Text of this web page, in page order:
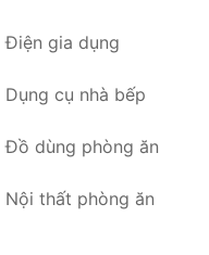
Điện gia dụng
Dụng cụ nhà bếp
Đồ dùng phòng ăn
Nội thất phòng ăn